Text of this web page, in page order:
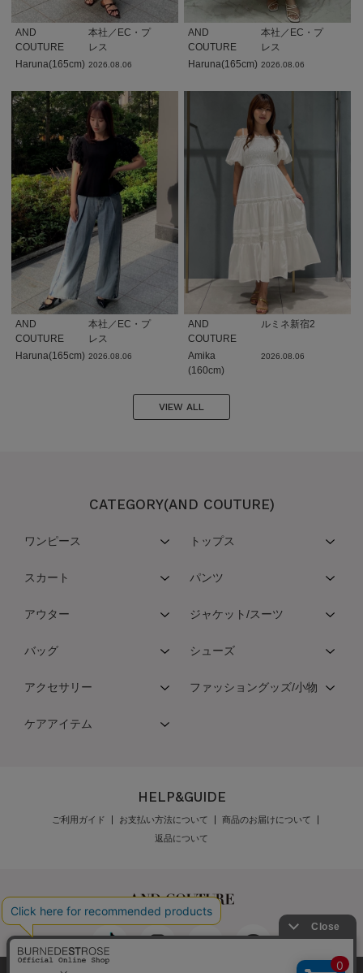
2026.08.06
AND
COUTURE
本社／EC・プ
レス
Haruna(165cm)
2026.08.06
AND
COUTURE
本社／EC・プ
レス
Haruna(165cm)
2026.08.06
AND
COUTURE
本社／EC・プ
レス
Haruna(165cm)
2026.08.06
AND
COUTURE
ルミネ新宿2
Amika
(160cm)
VIEW ALL
CATEGORY(AND COUTURE)
ワンピース トップス
スカート パンツ
アウター ジャケット/スーツ
バッグ シューズ
アクセサリー ファッショングッズ/小物
ケアアイテム
HELP&GUIDE
ご利用ガイド お支払い方法について
商品のお届けについて
返品について